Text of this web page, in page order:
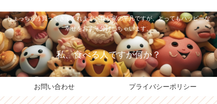
しょっちゅう買ってきてくれます。我が家の平凡ですが、とってもハッピーな
幸せをおすそ分けしちゃいます。
私、食べる人ですが何か？
お問い合わせ プライバシーポリシー